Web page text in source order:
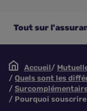
Tout sur
Accueil
Quels sont les
Pourquoi